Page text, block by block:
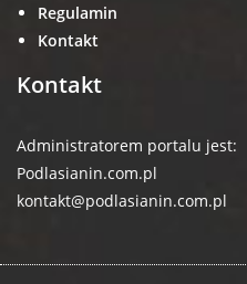
Regulamin
Kontakt
Kontakt
Administratorem portalu jest:
Podlasianin.com.pl
kontakt@podlasianin.com.pl